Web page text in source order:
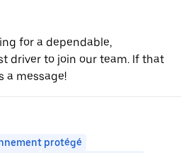
for a dependable,
driver to join our team. If that
a message!
protégé